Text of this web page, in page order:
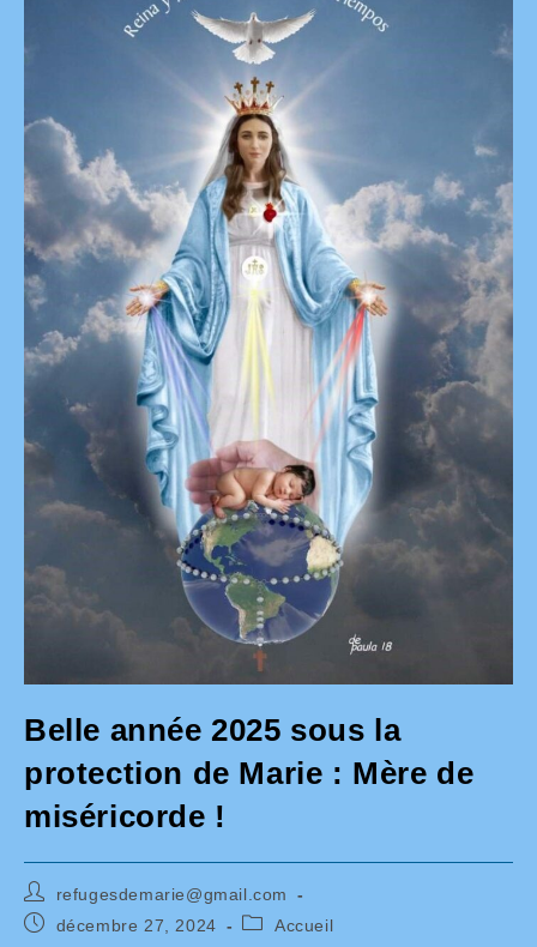
Belle année 2025 sous la
protection de Marie : Mère de
miséricorde !
Auteur/autrice
de
la
refugesdemarie@gmail.com
Publication
décembre 27, 2024
PostAccueil